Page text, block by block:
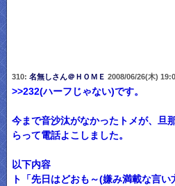
310: 名無しさん＠ＨＯＭＥ 2008/06/26(木)
>>232(ハーフじゃない)です。
今まで音沙汰がなかったトメが、旦
らって電話よこしました。
以下内容
ト「先日はどおも～(嫌み満載な言い